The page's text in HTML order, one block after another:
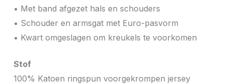
• Met band afgezet hals en schouders
• Schouder en armsgat met Euro-pasvorm
• Kwart omgeslagen om kreukels te voorkomen
Stof
100% Katoen ringspun voorgekrompen jersey